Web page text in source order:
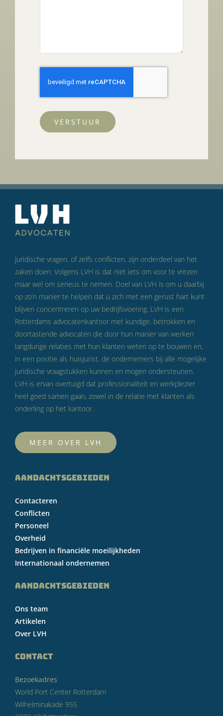
VERSTUUR
Juridische vragen, of zelfs conflicten, zijn onderdeel van het
zaken doen. Volgens LVH is dat niet iets om voor te vrezen
maar wel om serieus te nemen. Doel van LVH is om u daarbij
op zo’n manier te helpen dat u zich met een gerust hart kunt
blijven concentreren op uw bedrijfsvoering. LVH is een
Rotterdams advocatenkantoor met kundige, betrokken en
doortastende advocaten die door hun manier van werken
langdurige relaties met hun klanten weten op te bouwen en,
in een positie als huisjurist, de ondernemers bij alle mogelijke
juridische vraagstukken kunnen en mogen ondersteunen.
LVH is ervan overtuigd dat professionaliteit en werkplezier
heel goed samen gaan, zowel in de relatie met klanten als
onderling op het kantoor.
MEER OVER LVH
AANDACHTSGEBIEDEN
Contacteren
Conflicten
Personeel
Overheid
Bedrijven in financiële moeilijkheden
Internationaal ondernemen
AANDACHTSGEBIEDEN
Ons team
Artikelen
Over LVH
CONTACT
Bezoekadres
World Port Center Rotterdam
Wilhelminakade 955